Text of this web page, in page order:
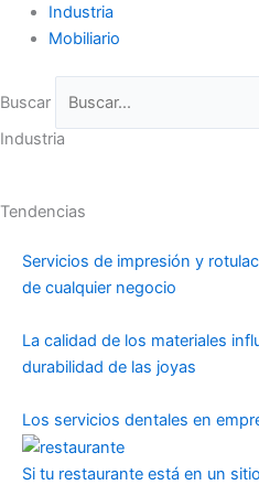
Industria
Mobiliario
Buscar
Industria
Tendencias
Servicios de impresión y
de cualquier negocio
La calidad de los materiales
durabilidad de las joyas
Los servicios dentales en
Si tu restaurante está en un